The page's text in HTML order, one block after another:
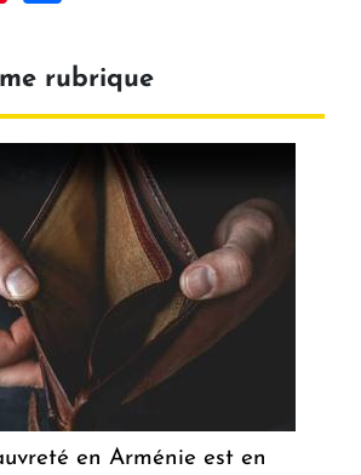
rubrique
en Arménie est en